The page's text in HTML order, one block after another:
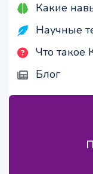
Какие
Научные
Что такое
Блог